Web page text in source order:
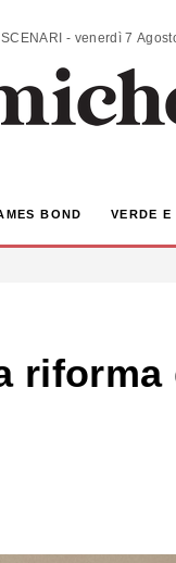
ANALISI | COMMENTI | SCENARI -
BOND VERDE E